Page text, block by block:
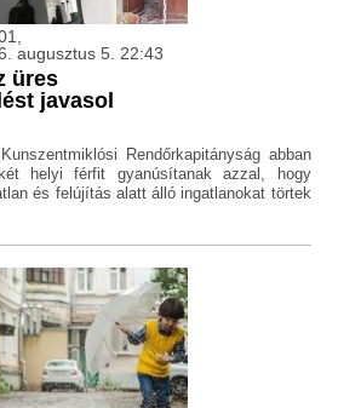
augusztus 5. 22:43
üres
javasol
Rendőrkapitányság abban
helyi férfit gyanúsítanak azzal, hogy
és felújítás alatt álló ingatlanokat törtek